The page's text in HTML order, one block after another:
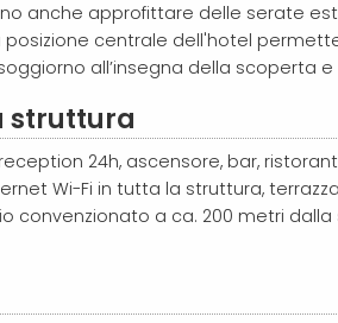
anche approfittare delle serate
posizione centrale dell'hotel
all’insegna della scoperta
struttura
24h, ascensore, bar,
Wi-Fi in tutta la struttura,
convenzionato a ca. 200 metri